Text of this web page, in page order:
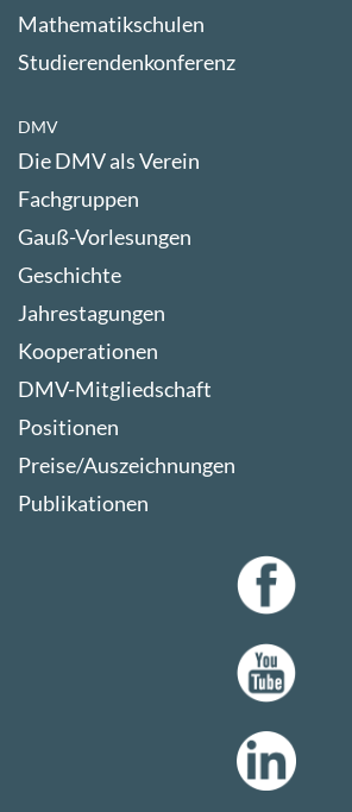
Mathematikschulen
Studierendenkonferenz
DMV
Die DMV als Verein
Fachgruppen
Gauß-Vorlesungen
Geschichte
Jahrestagungen
Kooperationen
DMV-Mitgliedschaft
Positionen
Preise/Auszeichnungen
Publikationen